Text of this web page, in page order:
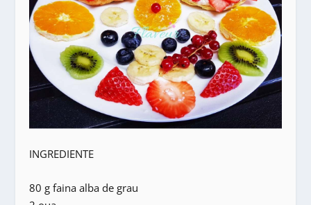
INGREDIENTE
80 g faina alba de grau